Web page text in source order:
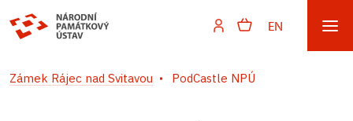
EN
Zámek Rájec nad Svitavou PodCastle NPÚ